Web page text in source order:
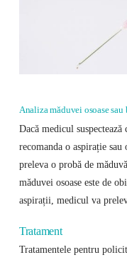
Analiza măduvei osoase sau
Dacă medicul
recomanda o aspirație sau
preleva o probă de
măduvei osoase este de
aspirații, medicul va
Tratament
Tratamentele pentru